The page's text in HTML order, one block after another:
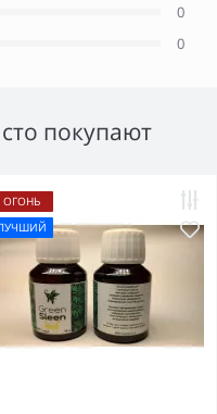
0
0
покупают
ОГОНЬ